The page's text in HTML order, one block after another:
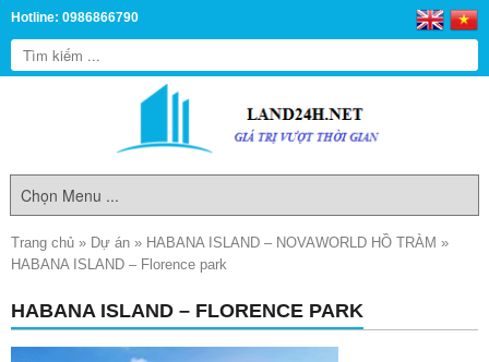
Hotline: 0986866790
Trang chủ » Dự án » HABANA ISLAND – NOVAWORLD HỒ TRÀM »
HABANA ISLAND – Florence park
HABANA ISLAND – FLORENCE PARK